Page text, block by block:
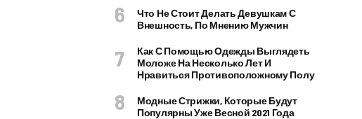
Что Не Стоит Делать Девушкам С
Внешность, По Мнению Мужчин
Как С Помощью Одежды Выглядеть
Моложе На Несколько Лет И
Нравиться Противоположному Полу
Модные Стрижки, Которые Будут
Популярны Уже Весной 2021 Года